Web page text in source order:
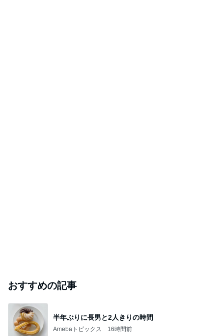
おすすめの記事
半年ぶりに長男と2人きりの時間
Amebaトピックス 16時間前